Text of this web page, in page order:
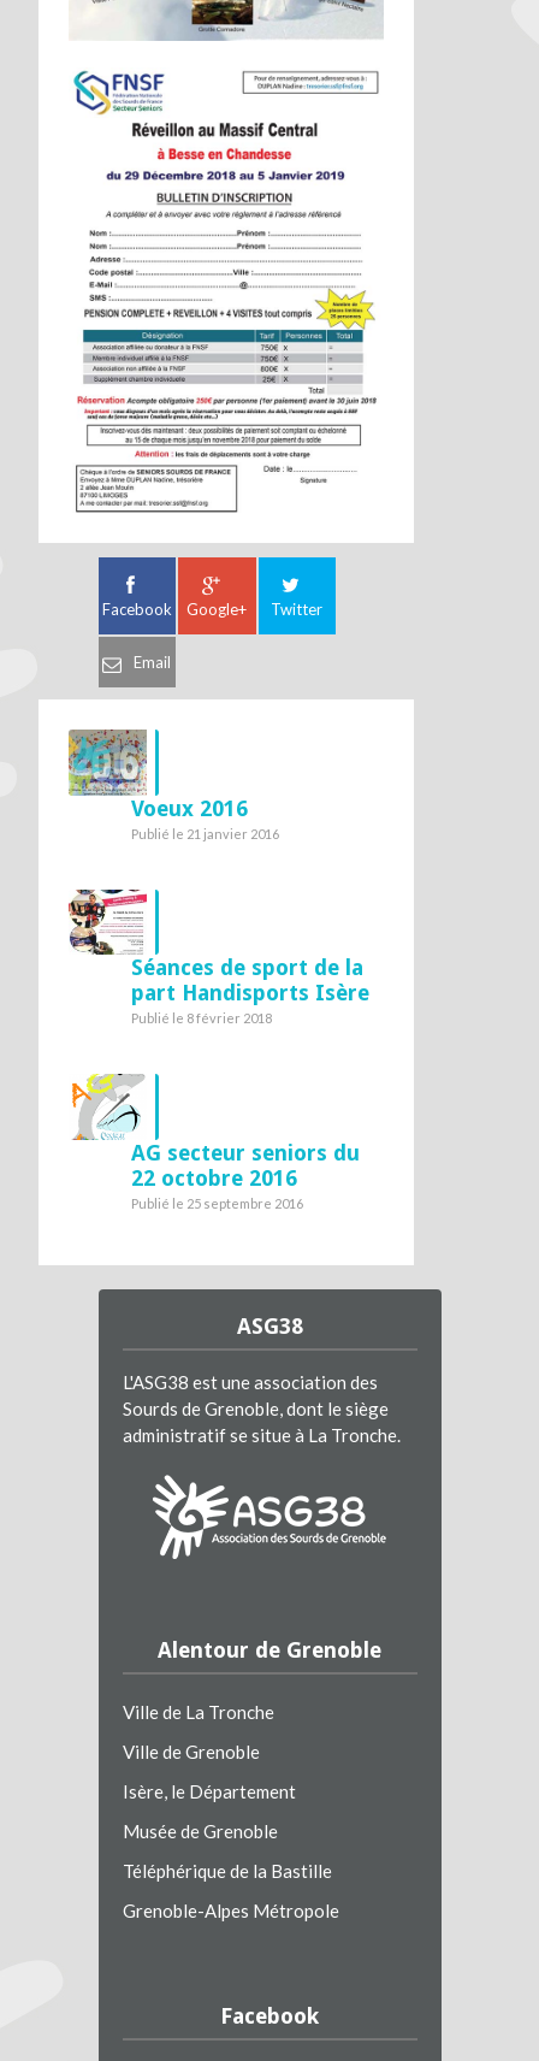
Facebook Google+ Twitter
Email
Voeux 2016
Publié le 21 janvier 2016
Séances de sport de la
part Handisports Isère
Publié le 8 février 2018
AG secteur seniors du
22 octobre 2016
Publié le 25 septembre 2016
ASG38
L'ASG38 est une association des
Sourds de Grenoble, dont le siège
administratif se situe à La Tronche.
Alentour de Grenoble
Ville de La Tronche
Ville de Grenoble
Isère, le Département
Musée de Grenoble
Téléphérique de la Bastille
Grenoble-Alpes Métropole
Facebook